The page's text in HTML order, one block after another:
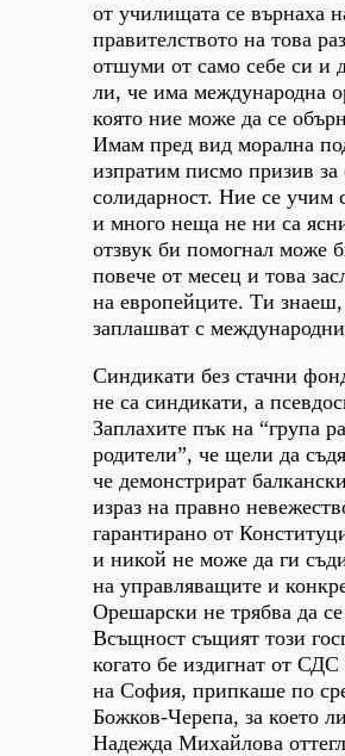
от училищата се върнаха
правителството на това
отшуми от само себе си и
ли, че има международна
която ние може да се
Имам пред вид морална
изпратим писмо призив за
солидарност. Ние се учим
и много неща не ни са
отзвук би помогнал може
повече от месец и това
на европейците. Ти
заплашват с
Синдикати без стачни
не са синдикати, а
Заплахите пък на “група
родители”, че щели да
че демонстрират
израз на правно
гарантирано от
и никой не може да ги
на управляващите и
Орешарски не трябва да
Всъщност същият този
когато бе издигнат от СДС
на София, припкаше по
Божков-Черепа, за което
Надежда Михайлова